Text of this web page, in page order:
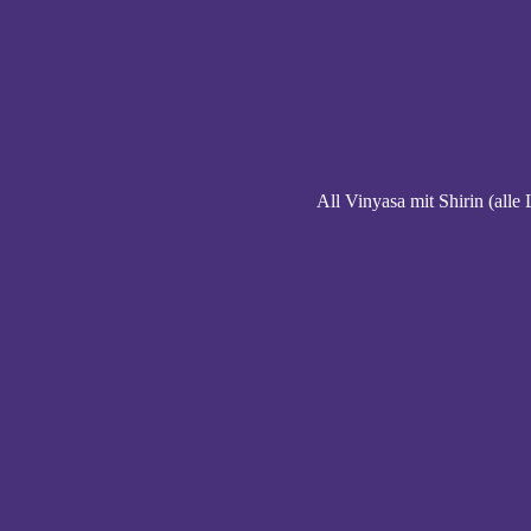
All Vinyasa mit Shirin (alle